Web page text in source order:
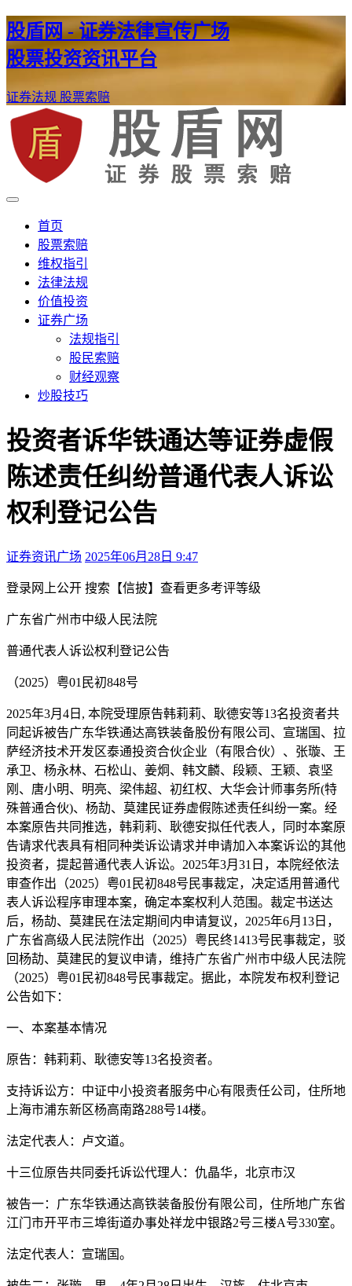
股盾网 - 证券法律宣传广场
股票投资资讯平台
证券法规 股票索赔
股盾网
证券股票维权网
首页
股票索赔
维权指引
法律法规
价值投资
证券广场
法规指引
股民索赔
财经观察
炒股技巧
投资者诉华铁通达等证券虚假
陈述责任纠纷普通代表人诉讼
权利登记公告
证券资讯广场 2025年06月28日 9:47
登录 网上公开 搜索【信披】查看更多考评等级
广东省广州市中级人民法院
普通代表人诉讼权利登记公告
（2025）粤01民初848号
2025年3月4日, 本院受理原告韩莉莉、耿德安等13名投资者共
同起诉被告广东华铁通达高铁装备股份有限公司、宣瑞国、拉
萨经济技术开发区泰通投资合伙企业（有限合伙）、张璇、王
承卫、杨永林、石松山、姜炯、韩文麟、段颖、王颖、袁坚
刚、唐小明、明亮、梁伟超、初红权、大华会计师事务所(特
殊普通合伙)、杨劼、莫建民证券虚假陈述责任纠纷一案。经
本案原告共同推选，韩莉莉、耿德安拟任代表人，同时本案原
告请求代表具有相同种类诉讼请求并申请加入本案诉讼的其他
投资者，提起普通代表人诉讼。2025年3月31日，本院经依法
审查作出（2025）粤01民初848号民事裁定，决定适用普通代
表人诉讼程序审理本案，确定本案权利人范围。裁定书送达
后，杨劼、莫建民在法定期间内申请复议，2025年6月13日，
广东省高级人民法院作出（2025）粤民终1413号民事裁定，驳
回杨劼、莫建民的复议申请，维持广东省广州市中级人民法院
（2025）粤01民初848号民事裁定。据此，本院发布权利登记
公告如下：
一、本案基本情况
原告：韩莉莉、耿德安等13名投资者。
支持诉讼方：中证中小投资者服务中心有限责任公司，住所地
上海市浦东新区杨高南路288号14楼。
法定代表人：卢文道。
十三位原告共同委托诉讼代理人：仇晶华，北京市汉
被告一：广东华铁通达高铁装备股份有限公司，住所地广东省
江门市开平市三埠街道办事处祥龙中银路2号三楼A号330室。
法定代表人：宣瑞国。